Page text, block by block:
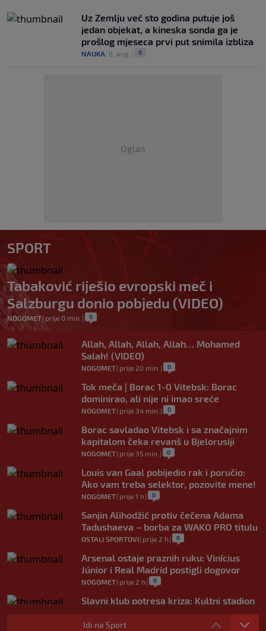
Uz Zemlju već sto godina putuje još
jedan objekat, a kineska sonda ga je
prošlog mjeseca prvi put snimila izbliza
NAUKA 6. aug. 0
Oglas
SPORT
Tabaković riješio evropski meč i
Salzburgu donio pobjedu (VIDEO)
NOGOMET| prije 0 min. | 0
Allah, Allah, Allah, Allah… Mohamed
Salah! (VIDEO)
NOGOMET| prije 20 min. | 0
Tok meča | Borac 1-0 Vitebsk: Borac
dominirao, ali nije ni imao sreće
NOGOMET| prije 34 min. | 0
Borac savladao Vitebsk i sa značajnim
kapitalom čeka revanš u Bjelorusiji
NOGOMET| prije 35 min. | 0
Louis van Gaal pobijedio rak i poručio:
Ako vam treba selektor, pozovite mene!
NOGOMET| prije 1 h | 0
Sanjin Alihodžić protiv čečena Adama
Tadushaeva – borba za WAKO PRO titulu
OSTALI SPORTOVI| prije 2 h | 0
Arsenal ostaje praznih ruku: Vinícius
Júnior i Real Madrid postigli dogovor
NOGOMET| prije 2 h | 0
Slavni klub potresa kriza: Kultni stadion
u Italiji bit će prazan na početku sezone,
navijači objavili rat upravi
Idi na Sport